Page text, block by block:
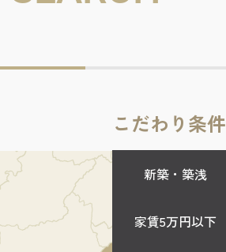
こだわり条件
新築・築浅
家賃5万円以下